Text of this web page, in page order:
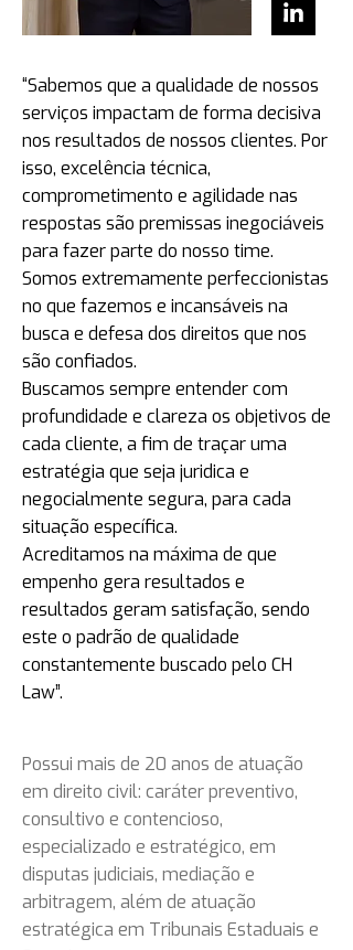
“Sabemos que a qualidade de nossos
serviços impactam de forma decisiva
nos resultados de nossos clientes. Por
isso, excelência técnica,
comprometimento e agilidade nas
respostas são premissas inegociáveis
para fazer parte do nosso time.
Somos extremamente perfeccionistas
no que fazemos e incansáveis na
busca e defesa dos direitos que nos
são confiados.
Buscamos sempre entender com
profundidade e clareza os objetivos de
cada cliente, a fim de traçar uma
estratégia que seja juridica e
negocialmente segura, para cada
situação específica.
Acreditamos na máxima de que
empenho gera resultados e
resultados geram satisfação, sendo
este o padrão de qualidade
constantemente buscado pelo CH
Law”.
Possui mais de 20 anos de atuação
em direito civil: caráter preventivo,
consultivo e contencioso,
especializado e estratégico, em
disputas judiciais, mediação e
arbitragem, além de atuação
estratégica em Tribunais Estaduais e